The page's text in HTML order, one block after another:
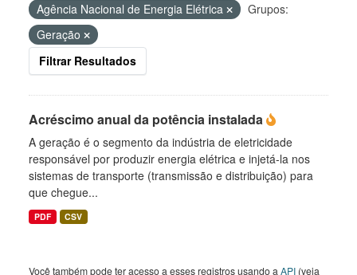
Agência Nacional de Energia Elétrica
Grupos:
Geração
Filtrar Resultados
Acréscimo anual da potência instalada
A geração é o segmento da indústria de eletricidade
responsável por produzir energia elétrica e injetá-la nos
sistemas de transporte (transmissão e distribuição) para
que chegue...
PDF CSV
Você também pode ter acesso a esses registros usando a API (veja